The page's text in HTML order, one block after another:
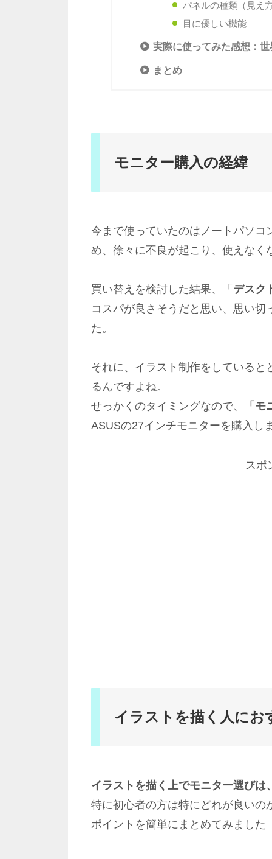
パネルの種類（見え
目に優しい機能
実際に使ってみた感想：
まとめ
モニター購入の経緯
今まで使っていたのはノートパソ
め、徐々に不良が起こり、使えなく
買い替えを検討した結果、「 デスク
コスパが良さそうだと思い、思い
た。
それに、イラスト制作をしている
るんですよね。
せっかくのタイミングなので、
「
ASUSの27インチモニターを購入し
スポ
イラストを描く人にお
イラストを描く上でモニター選びは
特に初心者の方は特にどれが良い
ポイントを簡単にまとめてみました